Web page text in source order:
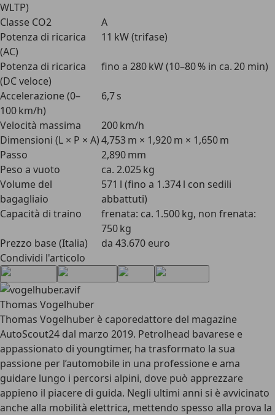
WLTP)
Classe CO2
A
Potenza di ricarica
(AC)
11 kW (trifase)
Potenza di ricarica
(DC veloce)
fino a 280 kW (10–80 % in ca. 20 min)
Accelerazione (0–
100 km/h)
6,7 s
Velocità massima
200 km/h
Dimensioni (L × P × A)4,753 m × 1,920 m × 1,650 m
Passo
2,890 mm
Peso a vuoto
ca. 2.025 kg
Volume del
bagagliaio
571 l (fino a 1.374 l con sedili
abbattuti)
Capacità di traino
frenata: ca. 1.500 kg, non frenata:
750 kg
Prezzo base (Italia)
da 43.670 euro
Condividi l'articolo
Thomas Vogelhuber
Thomas Vogelhuber è caporedattore del magazine
AutoScout24 dal marzo 2019. Petrolhead bavarese e
appassionato di youngtimer, ha trasformato la sua
passione per l’automobile in una professione e ama
guidare lungo i percorsi alpini, dove può apprezzare
appieno il piacere di guida. Negli ultimi anni si è avvicinato
anche alla mobilità elettrica, mettendo spesso alla prova la